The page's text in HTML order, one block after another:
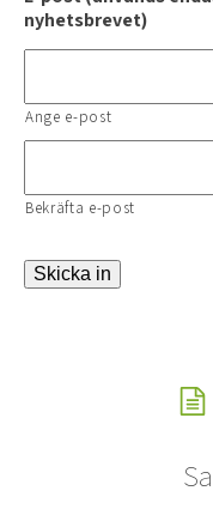
nyhetsbrevet)
Ange e-post
Bekräfta e-post
Skicka in